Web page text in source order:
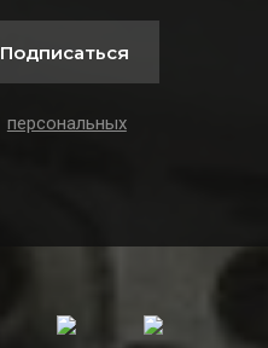
персональных
Подписаться